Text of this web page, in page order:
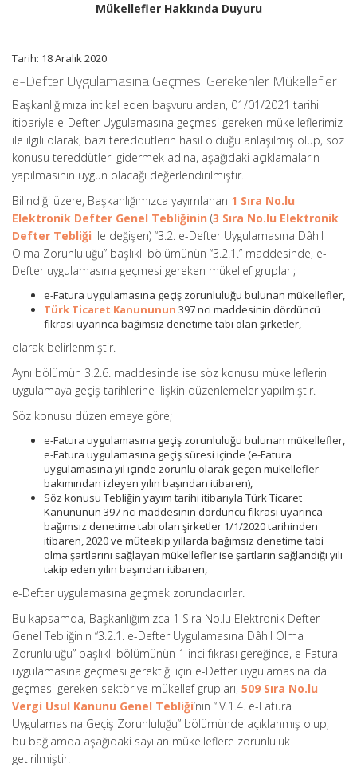
Mükellefler Hakkında Duyuru
Tarih: 18 Aralık 2020
e-Defter Uygulamasına Geçmesi Gerekenler Mükellefler
Başkanlığımıza intikal eden başvurulardan, 01/01/2021 tarihi
itibariyle e-Defter Uygulamasına geçmesi gereken mükelleflerimiz
ile ilgili olarak, bazı tereddütlerin hasıl olduğu anlaşılmış olup, söz
konusu tereddütleri gidermek adına, aşağıdaki açıklamaların
yapılmasının uygun olacağı değerlendirilmiştir.
Bilindiği üzere, Başkanlığımızca yayımlanan 1 Sıra No.lu
Elektronik Defter Genel Tebliğinin (3 Sıra No.lu Elektronik
Defter Tebliği ile değişen) “3.2. e-Defter Uygulamasına Dâhil
Olma Zorunluluğu” başlıklı bölümünün “3.2.1.” maddesinde, e-
Defter uygulamasına geçmesi gereken mükellef grupları;
e-Fatura uygulamasına geçiş zorunluluğu bulunan mükellefler,
Türk Ticaret Kanununun 397 nci maddesinin dördüncü
fıkrası uyarınca bağımsız denetime tabi olan şirketler,
olarak belirlenmiştir.
Aynı bölümün 3.2.6. maddesinde ise söz konusu mükelleflerin
uygulamaya geçiş tarihlerine ilişkin düzenlemeler yapılmıştır.
Söz konusu düzenlemeye göre;
e-Fatura uygulamasına geçiş zorunluluğu bulunan mükellefler,
e-Fatura uygulamasına geçiş süresi içinde (e-Fatura
uygulamasına yıl içinde zorunlu olarak geçen mükellefler
bakımından izleyen yılın başından itibaren),
Söz konusu Tebliğin yayım tarihi itibarıyla Türk Ticaret
Kanununun 397 nci maddesinin dördüncü fıkrası uyarınca
bağımsız denetime tabi olan şirketler 1/1/2020 tarihinden
itibaren, 2020 ve müteakip yıllarda bağımsız denetime tabi
olma şartlarını sağlayan mükellefler ise şartların sağlandığı yılı
takip eden yılın başından itibaren,
e-Defter uygulamasına geçmek zorundadırlar.
Bu kapsamda, Başkanlığımızca 1 Sıra No.lu Elektronik Defter
Genel Tebliğinin “3.2.1. e-Defter Uygulamasına Dâhil Olma
Zorunluluğu” başlıklı bölümünün 1 inci fıkrası gereğince, e-Fatura
uygulamasına geçmesi gerektiği için e-Defter uygulamasına da
geçmesi gereken sektör ve mükellef grupları, 509 Sıra No.lu
Vergi Usul Kanunu Genel Tebliği’nin “IV.1.4. e-Fatura
Uygulamasına Geçiş Zorunluluğu” bölümünde açıklanmış olup,
bu bağlamda aşağıdaki sayılan mükelleflere zorunluluk
getirilmiştir.